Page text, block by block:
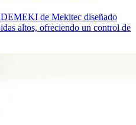
de Mekitec diseñado
altos, ofreciendo un control de